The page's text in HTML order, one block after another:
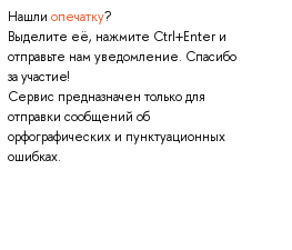
Нашли опечатку?
Выделите её, нажмите Ctrl+Enter и
отправьте нам уведомление. Спасибо
за участие!
Сервис предназначен только для
отправки сообщений об
орфографических и пунктуационных
ошибках.